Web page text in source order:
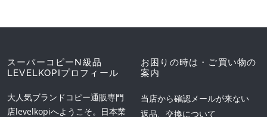
スーパーコピーN級品
LEVELKOPIプロフィール
大人気ブランドコピー通販専門
店levelkopiへようこそ。日本業
お困りの時は・ご買い物の
案内
当店から確認メールが来ない
返品、交換について